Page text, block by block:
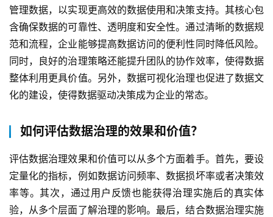
管理数据，以实现更高效的数据使用和决策支持。其核心包
含确保数据的可靠性、透明度和安全性。通过清晰的数据规
范和流程，企业能够提高数据访问的便利性同时降低风险。
同时，良好的治理策略还能提升团队的协作效率，使得数据
整体利用更具价值。另外，数据可视化治理也促进了数据文
化的建设，使得数据驱动决策成为企业的常态。
如何评估数据治理的效果和价值？
评估数据治理效果和价值可以从多个方面着手。首先，要设
定量化的指标，例如数据访问频率、数据损坏率或者决策效
率等。其次，通过用户反馈也能获得治理实施后的真实体
验，从多个层面了解治理的影响。最后，结合数据治理实施